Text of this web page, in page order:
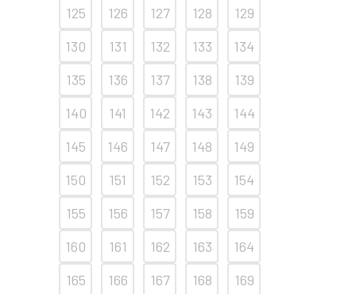
125
126 127 128
129
130
131 132 133
134
135
136 137 138
139
140
141 142 143
144
145
146 147 148
149
150
151 152 153
154
155
156 157 158
159
160
161 162 163
164
165
166 167 168
169